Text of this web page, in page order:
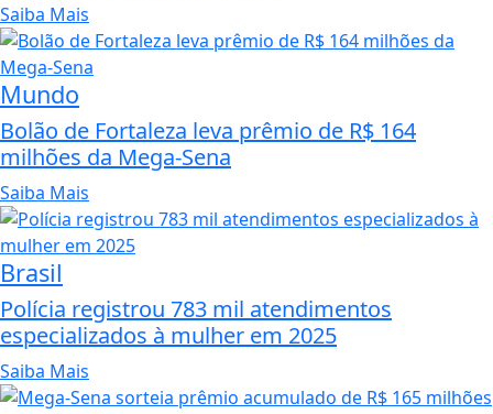
Saiba Mais
Mundo
Bolão de Fortaleza leva prêmio de R$ 164
milhões da Mega-Sena
Saiba Mais
Brasil
Polícia registrou 783 mil atendimentos
especializados à mulher em 2025
Saiba Mais